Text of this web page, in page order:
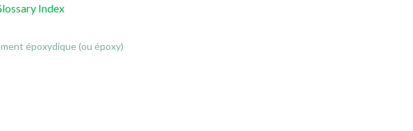
Index
époxydique (ou époxy)